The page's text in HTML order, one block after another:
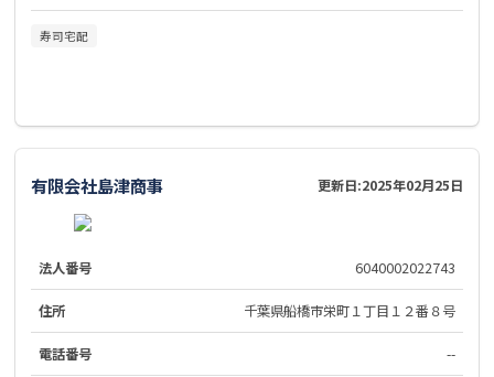
寿司宅配
有限会社島津商事 更新日:2025年02月25日
法人番号 6040002022743
住所 千葉県船橋市栄町１丁目１２番８号
電話番号 --